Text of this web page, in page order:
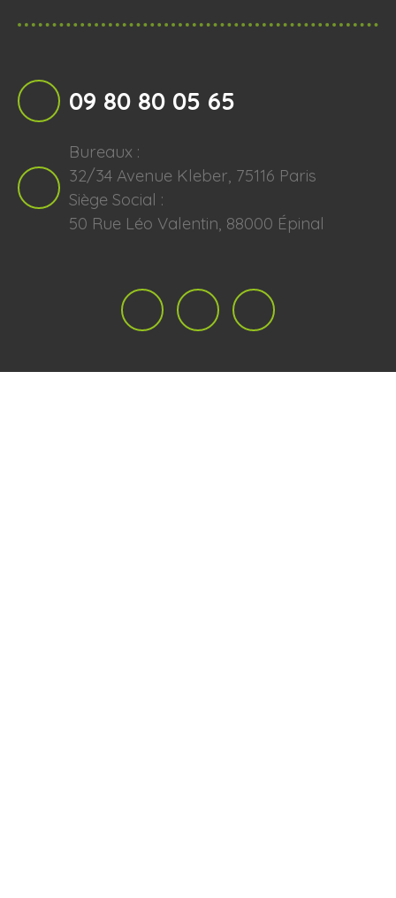
09 80 80 05 65
Bureaux :
32/34 Avenue Kleber, 75116 Paris
Siège Social :
50 Rue Léo Valentin, 88000 Épinal